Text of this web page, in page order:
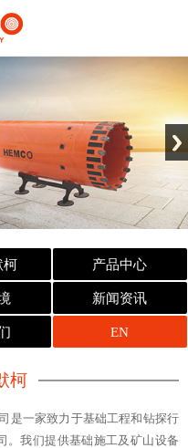
柯 产品中心
新闻资讯
EN
柯
是一家致力于基础工程和钻探行
。我们提供基础施工及矿山设备